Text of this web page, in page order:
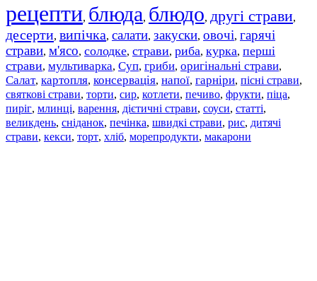
рецепти, блюда, блюдо, другі страви,
десерти, випічка, салати, закуски, овочі, гарячі
страви, м'ясо, солодке, страви, риба, курка, перші
страви, мультиварка, Суп, гриби, оригінальні страви,
Салат, картопля, консервація, напої, гарніри, пісні страви,
святкові страви, торти, сир, котлети, печиво, фрукти, піца,
пиріг, млинці, варення, дієтичні страви, соуси, статті,
великдень, сніданок, печінка, швидкі страви, рис, дитячі
страви, кекси, торт, хліб, морепродукти, макарони